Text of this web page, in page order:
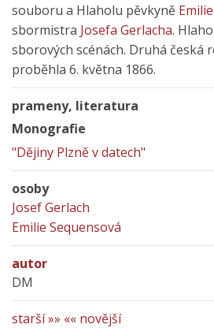
souboru a Hlaholu pěvkyně
sbormistra Josefa Gerlacha.
sborových scénách. Druhá česká
proběhla 6. května 1866.
prameny, literatura
Monografie
"Dějiny Plzně v datech"
osoby
Josef Gerlach
Emilie Sequensová
autor
DM
starší »» «« novější